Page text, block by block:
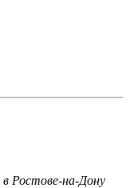
Ростове-на-Дону